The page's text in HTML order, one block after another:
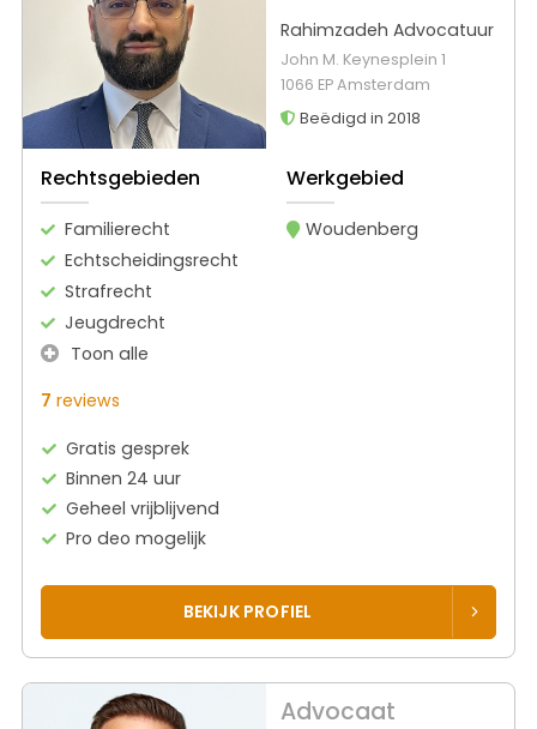
Rahimzadeh Advocatuur
John M. Keynesplein 1
1066 EP Amsterdam
Beëdigd in 2018
Rechtsgebieden
Familierecht
Echtscheidingsrecht
Strafrecht
Jeugdrecht
Toon alle
Werkgebied
Woudenberg
7 reviews
Gratis gesprek
Binnen 24 uur
Geheel vrijblijvend
Pro deo mogelijk
BEKIJK PROFIEL
Advocaat